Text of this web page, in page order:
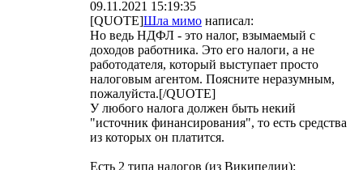
09.11.2021 15:19:35
[QUOTE]Шла мимо написал:
Но ведь НДФЛ - это налог, взымаемый с
доходов работника. Это его налоги, а не
работодателя, который выступает просто
налоговым агентом. Поясните неразумным,
пожалуйста.[/QUOTE]
У любого налога должен быть некий
"источник финансирования", то есть средства
из которых он платится.
Есть 2 типа налогов (из Википедии):